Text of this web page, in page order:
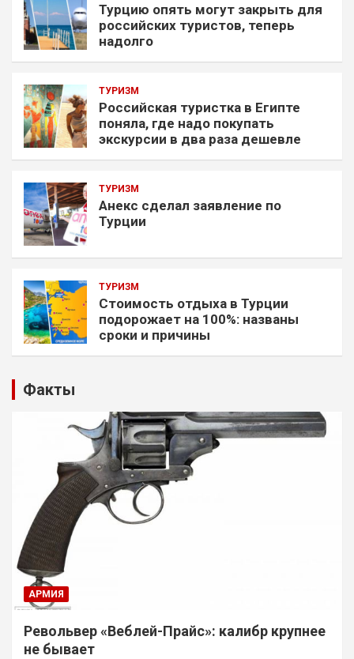
Турцию опять могут закрыть для
российских туристов, теперь
надолго
ТУРИЗМ
Российская туристка в Египте
поняла, где надо покупать
экскурсии в два раза дешевле
ТУРИЗМ
Анекс сделал заявление по
Турции
ТУРИЗМ
Стоимость отдыха в Турции
подорожает на 100%: названы
сроки и причины
Факты
АРМИЯ
Револьвер «Веблей-Прайс»: калибр крупнее
не бывает